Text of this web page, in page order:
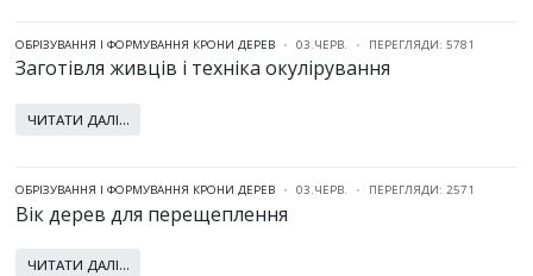
ОБРІЗУВАННЯ І ФОРМУВАННЯ КРОНИ ДЕРЕВ 03.ЧЕРВ. ПЕРЕГЛЯДИ: 5781
Заготівля живців і техніка окулірування
ЧИТАТИ ДАЛІ...
ОБРІЗУВАННЯ І ФОРМУВАННЯ КРОНИ ДЕРЕВ 03.ЧЕРВ. ПЕРЕГЛЯДИ: 2571
Вік дерев для перещеплення
ЧИТАТИ ДАЛІ...